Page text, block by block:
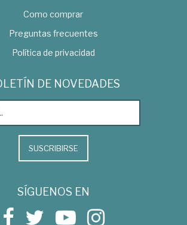
Como comprar
Preguntas frecuentes
Política de privacidad
DE NOVEDADES
SUSCRIBIRSE
SÍGUENOS EN